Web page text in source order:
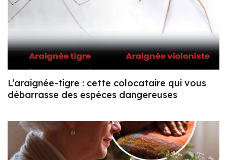
L’araignée-tigre : cette colocataire qui vous
débarrasse des espèces dangereuses